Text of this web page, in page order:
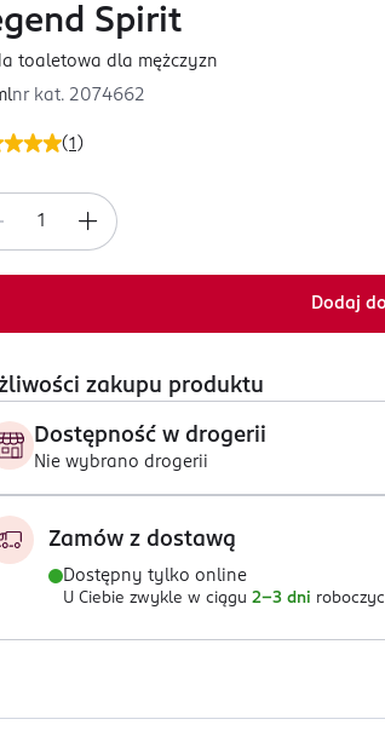
(1 )
Spirit
toaletowa dla mężczyzn
nr kat. 2074662
Dodaj
zakupu produktu
Dostępność w drogerii
Nie wybrano drogerii
Zamów z dostawą
Dostępny tylko online
U Ciebie zwykle w ciągu 2-3 dni